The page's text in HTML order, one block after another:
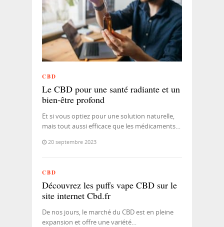
CBD
Le CBD pour une santé radiante et un
bien-être profond
Et si vous optiez pour une solution naturelle,
mais tout aussi efficace que les médicaments…
20 septembre 2023
CBD
Découvrez les puffs vape CBD sur le
site internet Cbd.fr
De nos jours, le marché du CBD est en pleine
expansion et offre une variété…